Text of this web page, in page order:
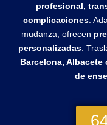
profesional,
complicaciones .
mudanza, ofrecen
personalizadas .
Barcelona, Albacete
de